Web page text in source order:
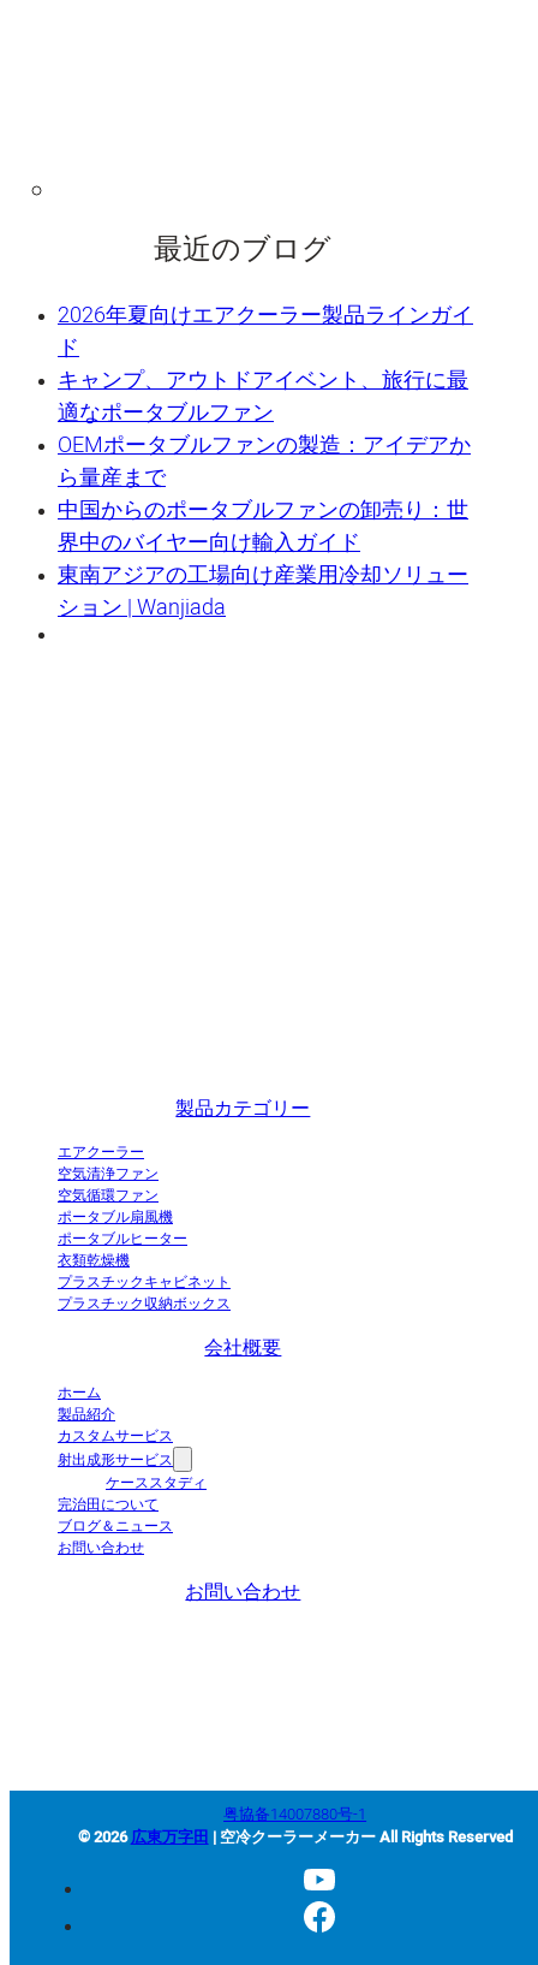
最近のブログ
2026年夏向けエアクーラー製品ラインガイ
ド
キャンプ、アウトドアイベント、旅行に最
適なポータブルファン
OEMポータブルファンの製造：アイデアか
ら量産まで
中国からのポータブルファンの卸売り：世
界中のバイヤー向け輸入ガイド
東南アジアの工場向け産業用冷却ソリュー
ション | Wanjiada
製品カテゴリー
エアクーラー
空気清浄ファン
空気循環ファン
ポータブル扇風機
ポータブルヒーター
衣類乾燥機
プラスチックキャビネット
プラスチック収納ボックス
会社概要
ホーム
製品紹介
カスタムサービス
射出成形サービス
ケーススタディ
完治田について
ブログ＆ニュース
お問い合わせ
お問い合わせ
粤協备14007880号-1
© 2026広東万字田 | 空冷クーラーメーカー All Rights Reserved